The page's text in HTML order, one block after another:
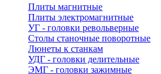
Плиты магнитные
Плиты электромагнитные
УГ - головки револьверные
Столы станочные поворотные
Люнеты к станкам
УДГ - головки делительные
ЭМГ - головки зажимные